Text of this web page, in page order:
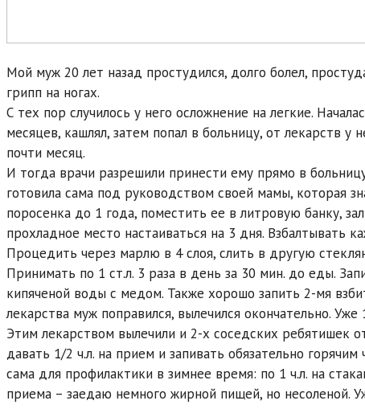
Мой муж 20 лет назад простудился, долго болел,
грипп на ногах.
С тех пор случилось у него осложнение на легкие.
месяцев, кашлял, затем попал в больницу, от лекарств у
почти месяц.
И тогда врачи разрешили принести ему прямо в
готовила сама под руководством своей мамы, которая
поросенка до 1 года, поместить ее в литровую банку,
прохладное место настаиваться на 3 дня. Взбалтывать
Процедить через марлю в 4 слоя, слить в другую
Принимать по 1 ст.л. 3 раза в день за 30 мин. до еды.
кипяченой воды с медом. Также хорошо запить 2-мя
лекарства муж поправился, вылечился окончательно.
Этим лекарством вылечили и 2-х соседских ребятишек
давать 1/2 ч.л. на прием и запивать обязательно
сама для профилактики в зимнее время: по 1 ч.л. на
приема – заедаю немного жирной пищей, но несоленой.